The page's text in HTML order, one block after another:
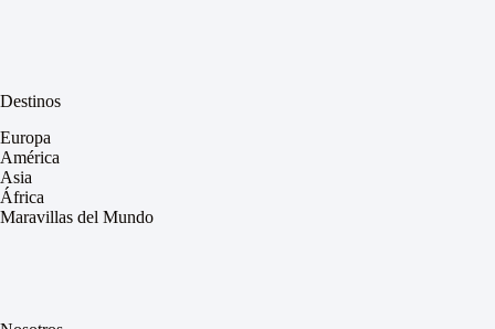
Destinos
Europa
América
Asia
África
Maravillas del Mundo